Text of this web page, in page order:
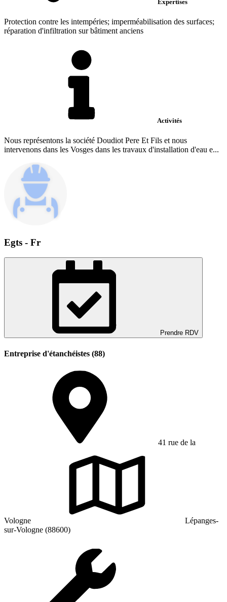
Expertises
Protection contre les intempéries; imperméabilisation des surfaces;
réparation d'infiltration sur bâtiment anciens
Activités
Nous représentons la société Doudiot Pere Et Fils et nous
intervenons dans les Vosges dans les travaux d'installation d'eau e...
Egts - Fr
Prendre RDV
Entreprise d'étanchéistes (88)
41 rue de la
Vologne
Lépanges-
sur-Vologne (88600)